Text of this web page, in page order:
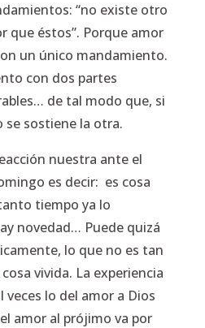
“no existe otro
que éstos”. Porque amor
un único mandamiento.
con dos partes
de tal modo que, si
se sostiene la otra.
nuestra ante el
es decir: es cosa
tiempo ya lo
novedad… Puede quizá
lo que no es tan
vivida. La experiencia
veces lo del amor a Dios
amor al prójimo va por